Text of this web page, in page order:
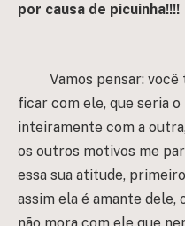
por causa de picuinha!!!!
Vamos pensar: você
ficar com ele, que seria
inteiramente com a
os outros motivos me
essa sua atitude,
assim ela é amante dele,
não mora com ele que